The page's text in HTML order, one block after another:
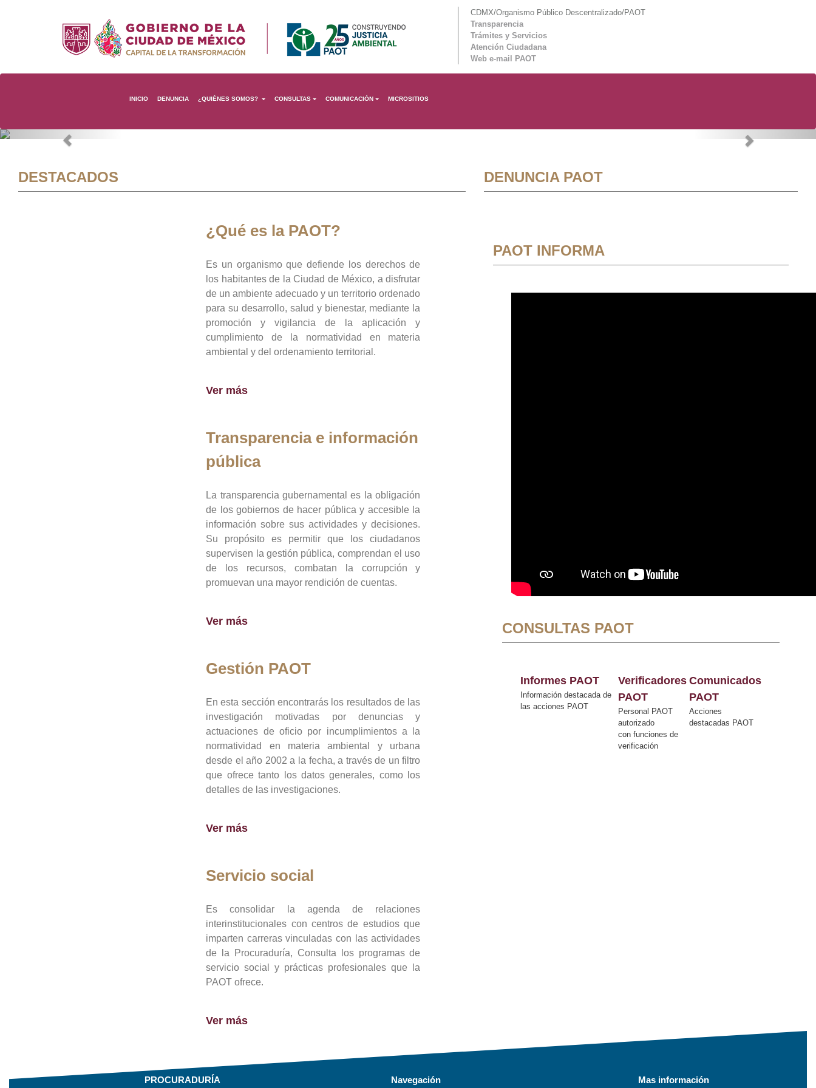
CDMX/Organismo Público Descentralizado/PAOT
Transparencia
Trámites y Servicios
Atención Ciudadana
Web e-mail PAOT
INICIO DENUNCIA ¿QUIÉNES SOMOS? CONSULTAS COMUNICACIÓN MICROSITIOS
Previous Next
DESTACADOS
¿Qué es la PAOT?
Es un organismo que defiende los derechos de
los habitantes de la Ciudad de México, a disfrutar
de un ambiente adecuado y un territorio ordenado
para su desarrollo, salud y bienestar, mediante la
promoción y vigilancia de la aplicación y
cumplimiento de la normatividad en materia
ambiental y del ordenamiento territorial.
Ver más
Transparencia e información
pública
La transparencia gubernamental es la obligación
de los gobiernos de hacer pública y accesible la
información sobre sus actividades y decisiones.
Su propósito es permitir que los ciudadanos
supervisen la gestión pública, comprendan el uso
de los recursos, combatan la corrupción y
promuevan una mayor rendición de cuentas.
Ver más
Gestión PAOT
En esta sección encontrarás los resultados de las
investigación motivadas por denuncias y
actuaciones de oficio por incumplimientos a la
normatividad en materia ambiental y urbana
desde el año 2002 a la fecha, a través de un filtro
que ofrece tanto los datos generales, como los
detalles de las investigaciones.
Ver más
Servicio social
Es consolidar la agenda de relaciones
interinstitucionales con centros de estudios que
imparten carreras vinculadas con las actividades
de la Procuraduría, Consulta los programas de
servicio social y prácticas profesionales que la
PAOT ofrece.
Ver más
DENUNCIA PAOT
PAOT INFORMA
CONSULTAS PAOT
Informes PAOT
Información destacada de
las acciones PAOT
Verificadores
PAOT
Personal PAOT
autorizado
con funciones de
verificación
Comunicados
PAOT
Acciones
destacadas PAOT
PROCURADURÍA Navegación Mas información